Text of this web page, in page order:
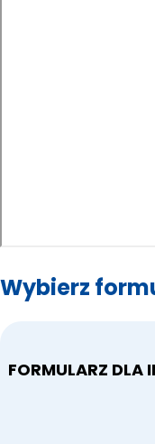
Wybierz
FORMULARZ DLA